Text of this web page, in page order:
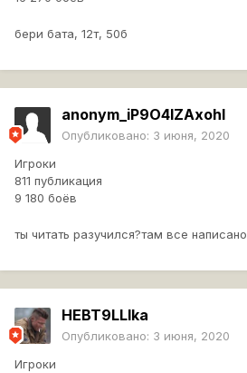
бери бата, 12т, 50б
anonym_iP9O4lZAxohl
Опубликовано: 3 июня, 2020
Игроки
811 публикация
9 180 боёв
ты читать разучился?там все написано
HEBT9LLIka
Опубликовано: 3 июня, 2020
Игроки